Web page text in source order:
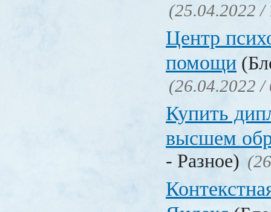
(25.04.2022 /
Центр
помощи
(26.04.2022 /
Купить
высшем
- Разное)